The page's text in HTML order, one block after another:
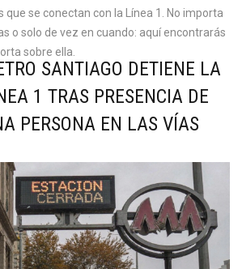
que se conectan con la Línea 1. No importa
o solo de vez en cuando: aquí encontrarás
sobre ella.
SANTIAGO DETIENE LA
1 TRAS PRESENCIA DE
PERSONA EN LAS VÍAS